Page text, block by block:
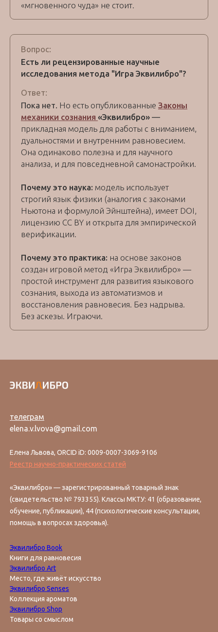
«мгновенного чуда» не стоит.
Вопрос:
Есть ли рецензированные научные
исследования метода "Игра Эквилибро"?
Ответ:
Пока нет. Но есть опубликованные Законы
механики сознания «Эквилибро» —
прикладная модель для работы с вниманием,
дуальностями и внутренним равновесием.
Она одинаково полезна и для научного
анализа, и для повседневной самонастройки.
Почему это наука: модель использует
строгий язык физики (аналогия с законами
Ньютона и формулой Эйнштейна), имеет DOI,
лицензию CC BY и открыта для эмпирической
верификации.
Почему это практика: на основе законов
создан игровой метод «Игра Эквилибро» —
простой инструмент для развития языкового
сознания, выхода из автоматизмов и
восстановления равновесия. Без надрыва.
Без аскезы. Играючи.
телеграм
elena.v.lvova@gmail.com
Елена Львова, ORCID iD: 0009-0007-3069-9106
Реестр научно-практических статей
«Эквилибро» — зарегистрированный товарный знак
(свидетельство № 793355). Классы МКТУ: 41 (образование,
обучение, публикации), 44 (психологические консультации,
помощь в вопросах здоровья).
Эквилибро Book
Книги для равновесия
Эквилибро Art
Место, где живёт искусство
Эквилибро Senses
Коллекция ароматов
Эквилибро Shop
Товары со смыслом